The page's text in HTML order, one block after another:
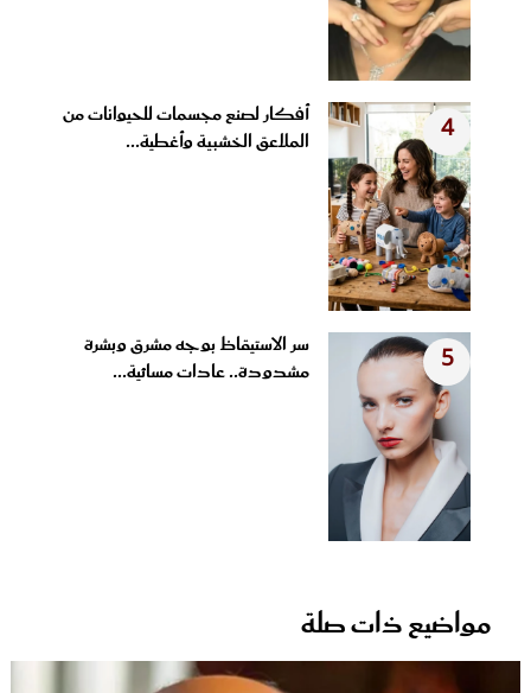
4
أفكار لصنع مجسمات للحيوانات من
الملاعق الخشبية وأغطية...
5
سر الاستيقاظ بوجه مشرق وبشرة
مشدودة.. عادات مسائية...
مواضيع ذات صلة